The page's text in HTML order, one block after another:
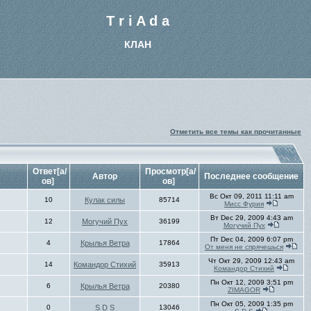
T r i A d a
КЛАН
Отметить все темы как прочитанные
Ответ[а/
ов]
Автор
Просмотр[а/
ов]
Последнее сообщение
10 Кулак силы 85714
Вс Окт 09, 2011 11:11 am
Мисс Фурия
12 Могучий Пух 36199
Вт Dec 29, 2009 4:43 am
Могучий Пух
4 Крылья Ветра 17864
Пт Dec 04, 2009 6:07 pm
От меня не спрячешься
14 Командор Стихий 35913
Чт Окт 29, 2009 12:43 am
Командор Стихий
6 Крылья Ветра 20380
Пн Окт 12, 2009 3:51 pm
ZIMAGOR
0 S D S 13046
Пн Окт 05, 2009 1:35 pm